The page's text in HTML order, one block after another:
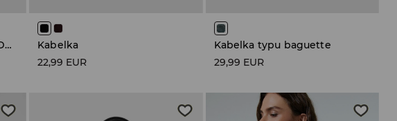
LADIES` RUCKSACK & PENDANT
Kabelka
22,99 EUR
Kabelka typu baguette
29,99 EUR